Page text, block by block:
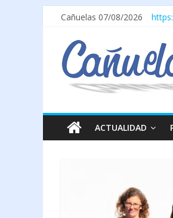
Cañuelas 07/08/2026
ACTUALIDAD